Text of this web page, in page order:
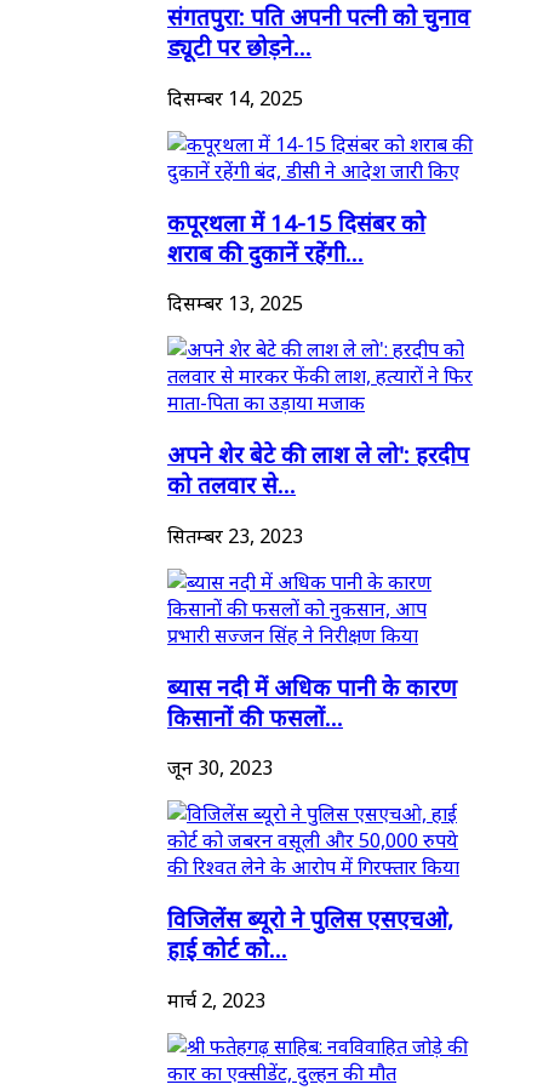
संगतपुरा: पति अपनी पत्नी को चुनाव
ड्यूटी पर छोड़ने...
दिसम्बर 14, 2025
कपूरथला में 14-15 दिसंबर को
शराब की दुकानें रहेंगी...
दिसम्बर 13, 2025
अपने शेर बेटे की लाश ले लो': हरदीप
को तलवार से...
सितम्बर 23, 2023
ब्यास नदी में अधिक पानी के कारण
किसानों की फसलों...
जून 30, 2023
विजिलेंस ब्यूरो ने पुलिस एसएचओ,
हाई कोर्ट को...
मार्च 2, 2023